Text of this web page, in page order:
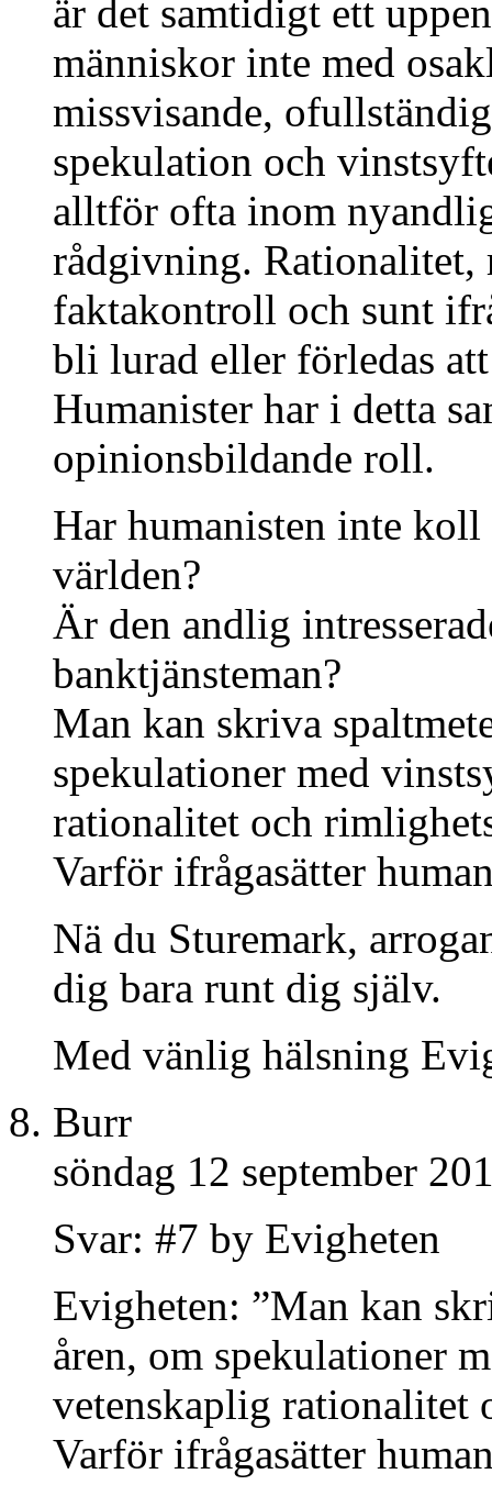
är det samtidigt ett
människor inte med
missvisande,
spekulation och
alltför ofta inom
rådgivning. Rationalitet,
faktakontroll och sunt
bli lurad eller förledas
Humanister har i detta
opinionsbildande roll.
Har humanisten inte
världen?
Är den andlig
banktjänsteman?
Man kan skriva
spekulationer med
rationalitet och
Varför ifrågasätter
Nä du Sturemark,
dig bara runt dig själv.
Med vänlig hälsning
Burr
söndag 12 september
Svar: #7 by Evigheten
Evigheten: ”Man kan
åren, om spekulationer
vetenskaplig rationalitet
Varför ifrågasätter